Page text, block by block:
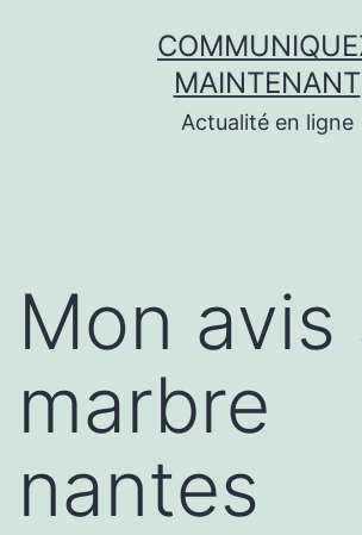
MAINTENANT
Actualité en ligne
Mon avis
marbre
nantes